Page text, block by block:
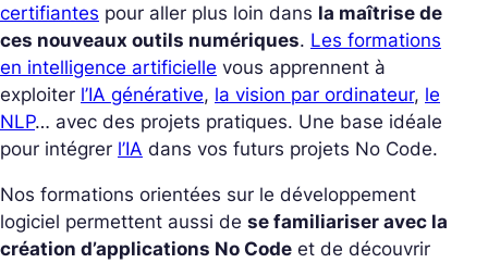
certifiantes pour aller plus loin dans la maîtrise de
ces nouveaux outils numériques. Les formations
en intelligence artificielle vous apprennent à
exploiter l’IA générative, la vision par ordinateur, le
NLP… avec des projets pratiques. Une base idéale
pour intégrer l’IA dans vos futurs projets No Code.
Nos formations orientées sur le développement
logiciel permettent aussi de se familiariser avec la
création d’applications No Code et de découvrir